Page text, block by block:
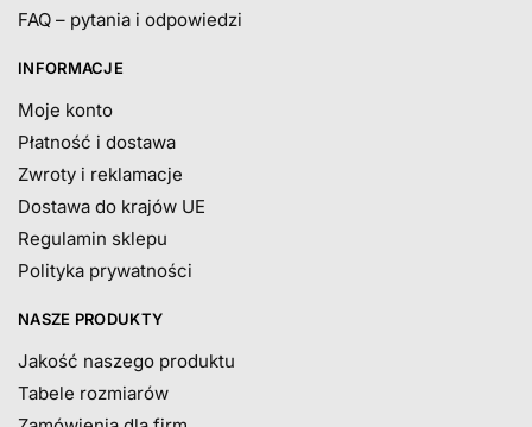
FAQ – pytania i odpowiedzi
INFORMACJE
Moje konto
Płatność i dostawa
Zwroty i reklamacje
Dostawa do krajów UE
Regulamin sklepu
Polityka prywatności
NASZE PRODUKTY
Jakość naszego produktu
Tabele rozmiarów